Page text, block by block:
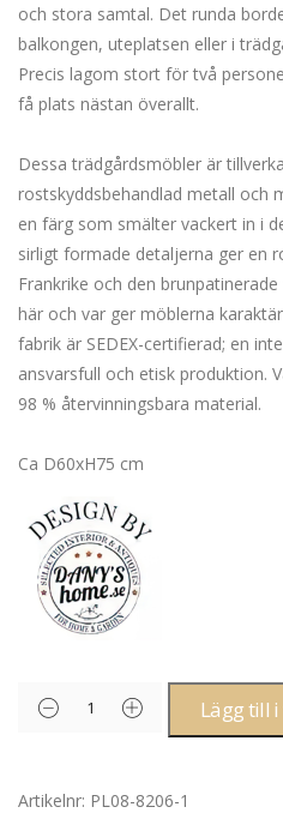
och stora samtal. Det runda
balkongen, uteplatsen eller i
Precis lagom stort för två
få plats nästan överallt.
Dessa trädgårdsmöbler är
rostskyddsbehandlad metall och
en färg som smälter vackert in i
sirligt formade detaljerna ger en
Frankrike och den
här och var ger möblerna
fabrik är SEDEX-certifierad; en
ansvarsfull och etisk produktion.
98 % återvinningsbara material.
Ca D60xH75 cm
Lägg till
Artikelnr: PL08-8206-1